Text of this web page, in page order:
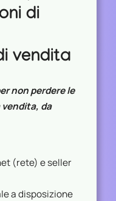
di
vendita
non perdere le
da
(rete) e seller
a disposizione